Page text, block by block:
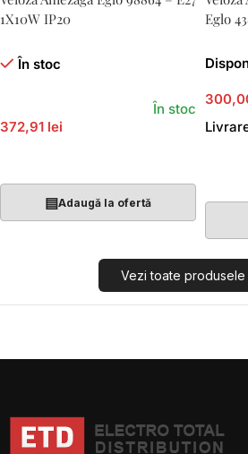
1X10W IP20
În stoc
372,91 lei
În stoc
▤Adaugă la ofertă
Eglo
Vezi toate produsele